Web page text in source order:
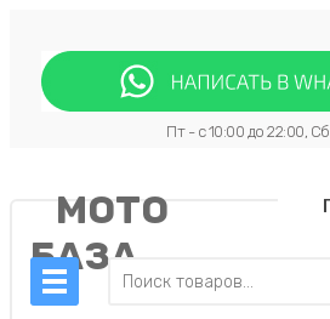
Пт - с 10:00 до 22:00,
МОТО
БАЗА